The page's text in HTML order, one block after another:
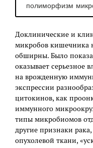
полиморфизм
Доклинические и
микробов кишечника
обширны. Было
оказывает серьезное
на врожденную
экспрессии
цитокинов, как
иммунного
типы микробиомов
другие признаки
опухолевой ткани,